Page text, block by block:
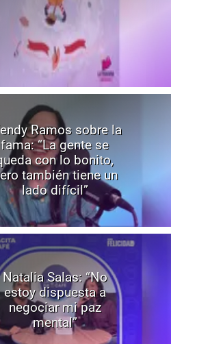
Ramos sobre la
fama: “La gente se
con lo bonito,
también tiene un
lado difícil”
Natalia Salas: “No
estoy dispuesta a
negociar mi paz
mental”